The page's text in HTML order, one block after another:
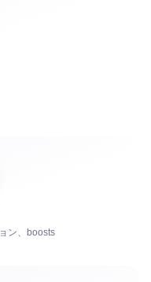
ン、boosts